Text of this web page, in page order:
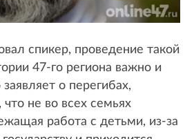
спикер, проведение такой
47-го региона важно и
о перегибах,
не во всех семьях
работа с детьми, из-за